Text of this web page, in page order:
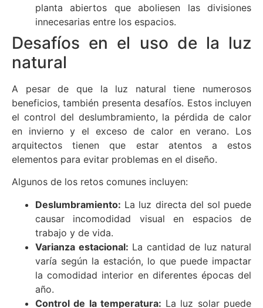
planta abiertos que aboliesen las divisiones
innecesarias entre los espacios.
Desafíos en el uso de la luz
natural
A pesar de que la luz natural tiene numerosos
beneficios, también presenta desafíos. Estos incluyen
el control del deslumbramiento, la pérdida de calor
en invierno y el exceso de calor en verano. Los
arquitectos tienen que estar atentos a estos
elementos para evitar problemas en el diseño.
Algunos de los retos comunes incluyen:
Deslumbramiento: La luz directa del sol puede
causar incomodidad visual en espacios de
trabajo y de vida.
Varianza estacional: La cantidad de luz natural
varía según la estación, lo que puede impactar
la comodidad interior en diferentes épocas del
año.
Control de la temperatura: La luz solar puede